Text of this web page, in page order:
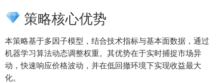
策略核心优势
本策略基于多因子模型，结合技术指标与基本面数据，通过
机器学习算法动态调整权重。其优势在于实时捕捉市场异
动，快速响应价格波动，并在低回撤环境下实现收益最大
化。